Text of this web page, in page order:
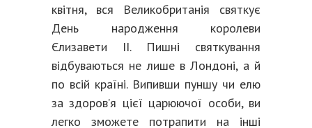
квітня, вся Великобританія святкує
День народження королеви
Єлизавети ІІ. Пишні святкування
відбуваються не лише в Лондоні, а й
по всій країні. Випивши пуншу чи елю
за здоров’я цієї царюючої особи, ви
легко зможете потрапити на інші